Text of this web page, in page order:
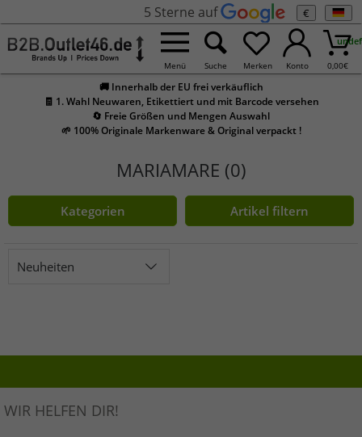
5 Sterne auf €
Menü Suche Merken Konto 0,00€
🚚 Innerhalb der EU frei verkäuflich
🧾 1. Wahl Neuwaren, Etikettiert und mit Barcode versehen
🔄 Freie Größen und Mengen Auswahl
🌱 100% Originale Markenware & Original verpackt !
MARIAMARE (0)
Kategorien Artikel filtern
Neuheiten
WIR HELFEN DIR!